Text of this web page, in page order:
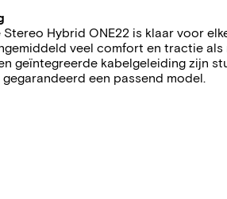
Hybrid ONE22 is klaar voor
veel comfort en tractie
geïntegreerde kabelgeleiding zijn
een passend model.